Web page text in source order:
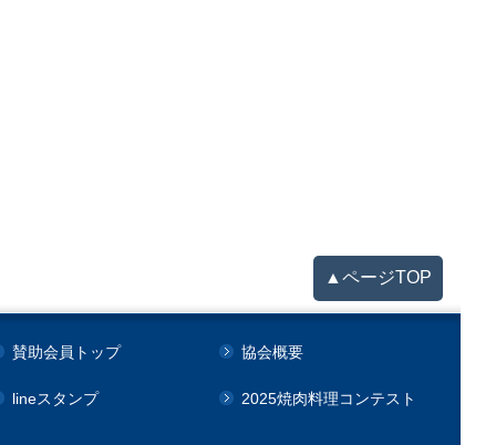
▲ページTOP
賛助会員トップ 協会概要
lineスタンプ 2025焼肉料理コンテスト